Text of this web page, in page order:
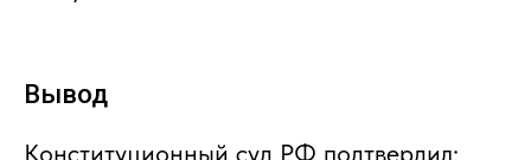
Вывод
Конституционный суд РФ подтвердил: